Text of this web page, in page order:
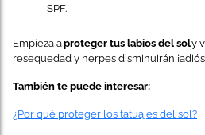
SPF.
Empieza aproteger tus labios del soly
resequedad y herpes disminuirán
También te puede interesar:
¿Por qué proteger los tatuajes del sol?